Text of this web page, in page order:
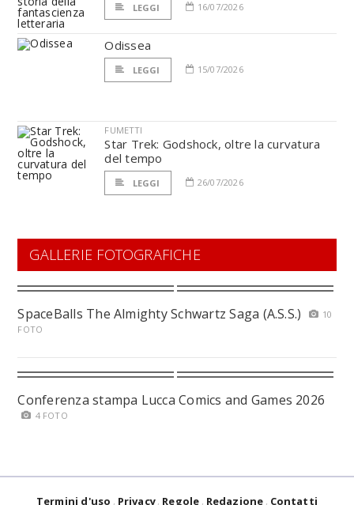
LEGGI 16/07/2026
Odissea
LEGGI 15/07/2026
FUMETTI
Star Trek: Godshock, oltre la curvatura
del tempo
LEGGI 26/07/2026
GALLERIE FOTOGRAFICHE
SpaceBalls The Almighty Schwartz Saga (A.S.S.)
10
FOTO
Conferenza stampa Lucca Comics and Games 2026
4 FOTO
Termini d'uso Privacy Regole Redazione Contatti